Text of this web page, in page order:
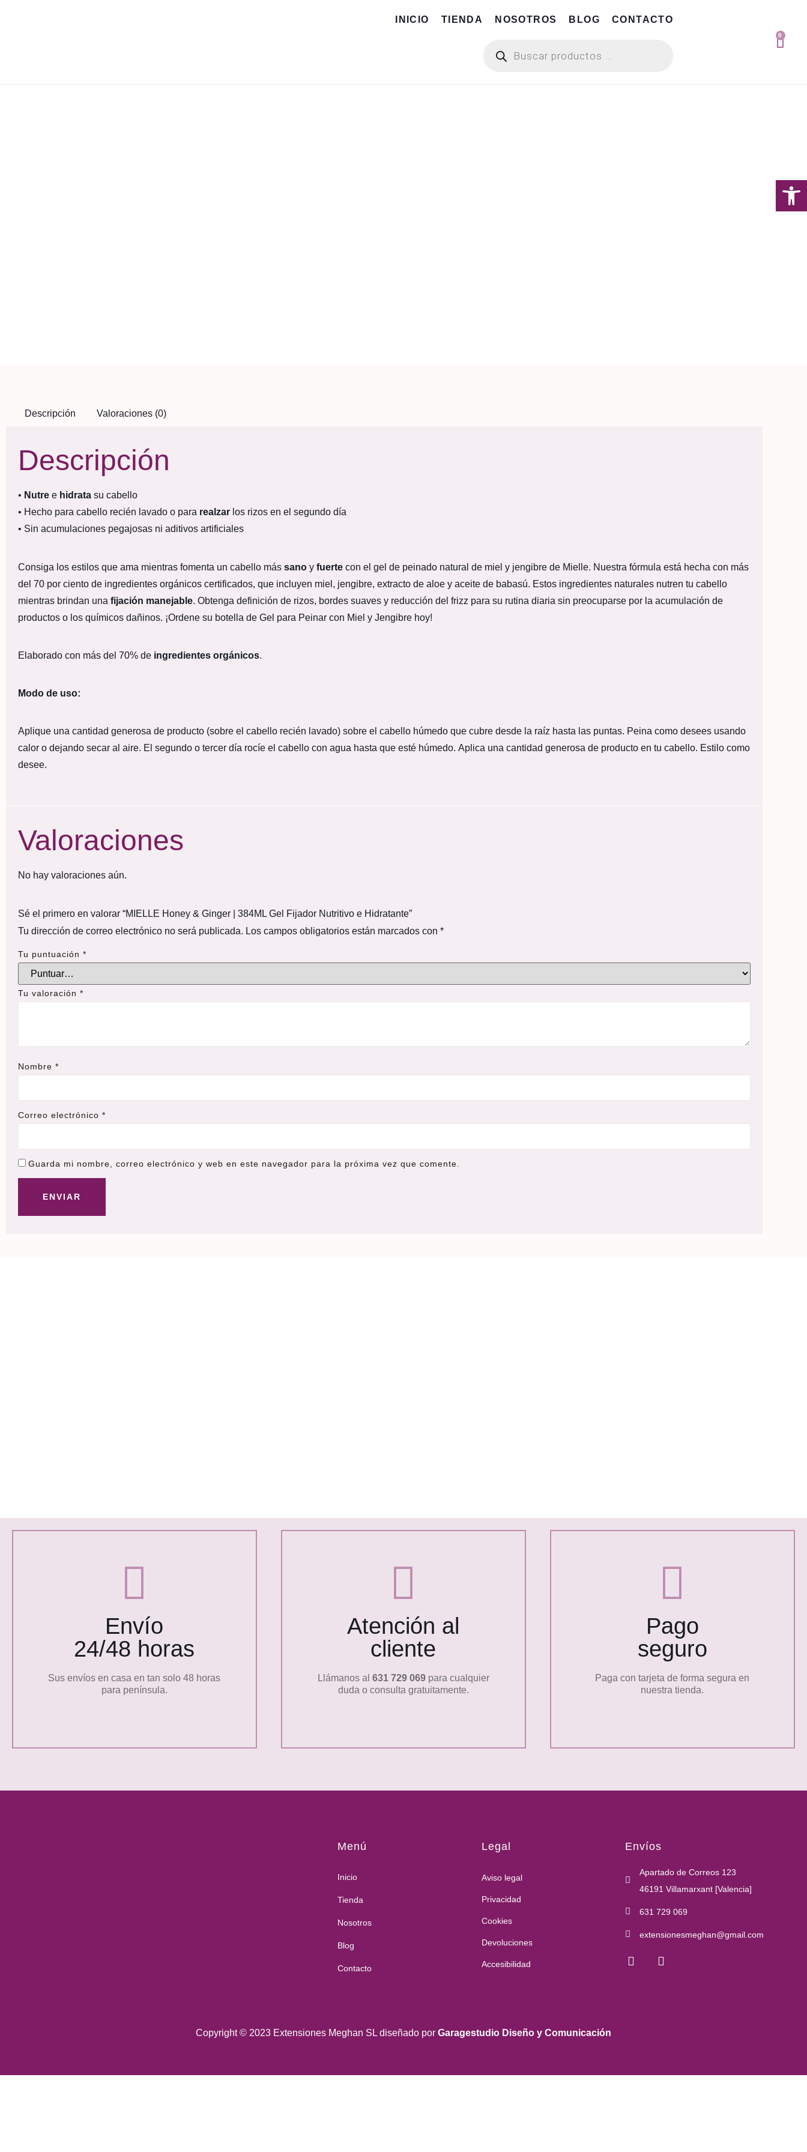
INICIO TIENDA NOSOTROS BLOG CONTACTO
0
Descripción Valoraciones (0)
Descripción
• Nutre e hidrata su cabello
• Hecho para cabello recién lavado o para realzar los rizos en el segundo día
• Sin acumulaciones pegajosas ni aditivos artificiales
Consiga los estilos que ama mientras fomenta un cabello más sano y fuerte con el gel de peinado natural de miel y jengibre de Mielle. Nuestra fórmula está hecha con más
del 70 por ciento de ingredientes orgánicos certificados, que incluyen miel, jengibre, extracto de aloe y aceite de babasú. Estos ingredientes naturales nutren tu cabello
mientras brindan una fijación manejable. Obtenga definición de rizos, bordes suaves y reducción del frizz para su rutina diaria sin preocuparse por la acumulación de
productos o los químicos dañinos. ¡Ordene su botella de Gel para Peinar con Miel y Jengibre hoy!
Elaborado con más del 70% de ingredientes orgánicos.
Modo de uso:
Aplique una cantidad generosa de producto (sobre el cabello recién lavado) sobre el cabello húmedo que cubre desde la raíz hasta las puntas. Peina como desees usando
calor o dejando secar al aire. El segundo o tercer día rocíe el cabello con agua hasta que esté húmedo. Aplica una cantidad generosa de producto en tu cabello. Estilo como
desee.
Valoraciones
No hay valoraciones aún.
Sé el primero en valorar “MIELLE Honey & Ginger | 384ML Gel Fijador Nutritivo e Hidratante”
Tu dirección de correo electrónico no será publicada. Los campos obligatorios están marcados con *
Tu puntuación *
Tu valoración *
Nombre *
Correo electrónico *
Guarda mi nombre, correo electrónico y web en este navegador para la próxima vez que comente.
Envío
24/48 horas
Sus envíos en casa en tan solo 48 horas
para península.
Atención al
cliente
Llámanos al 631 729 069para cualquier
duda o consulta gratuitamente.
Pago
seguro
Paga con tarjeta de forma segura en
nuestra tienda.
Menú
Inicio
Tienda
Nosotros
Blog
Contacto
Legal
Aviso legal
Privacidad
Cookies
Devoluciones
Accesibilidad
Envíos
Apartado de Correos 123
46191 Villamarxant [Valencia]
631 729 069
extensionesmeghan@gmail.com
Copyright © 2023 Extensiones Meghan SL diseñado por Garagestudio Diseño y Comunicación
Abrir